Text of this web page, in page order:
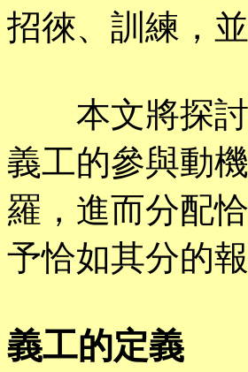
招徠、訓練，
本文將探討
義工的參與動
羅，進而分配
予恰如其分的
義工的定義